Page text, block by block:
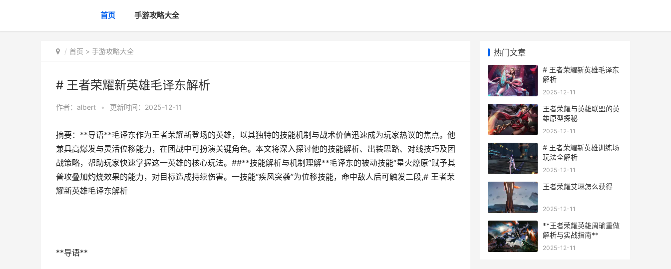
首页 手游攻略大全
首页 > 手游攻略大全
# 王者荣耀新英雄毛译东解析
作者： albert • 更新时间：2025-12-11
摘要：**导语**毛译东作为王者荣耀新登场的英雄，以其独特的技能机制与战术价值迅速成为玩家热议的焦点。他
兼具高爆发与灵活位移能力，在团战中可扮演关键角色。本文将深入探讨他的技能解析、出装思路、对线技巧及团
战策略，帮助玩家快速掌握这一英雄的核心玩法。##**技能解析与机制理解**毛译东的被动技能“星火燎原”赋予其
普攻叠加灼烧效果的能力，对目标造成持续伤害。一技能“疾风突袭”为位移技能，命中敌人后可触发二段,# 王者荣
耀新英雄毛译东解析
**导语**
热门文章
# 王者荣耀新英雄毛译东
解析
2025-12-11
王者荣耀与英雄联盟的英
雄原型探秘
2025-12-11
# 王者荣耀新英雄训练场
玩法全解析
2025-12-11
王者荣耀艾琳怎么获得
2025-12-11
**王者荣耀英雄周瑜重做
解析与实战指南**
2025-12-11